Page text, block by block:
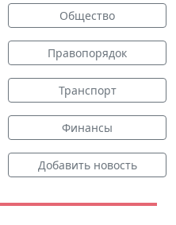
Общество
Правопорядок
Транспорт
Финансы
Добавить новость